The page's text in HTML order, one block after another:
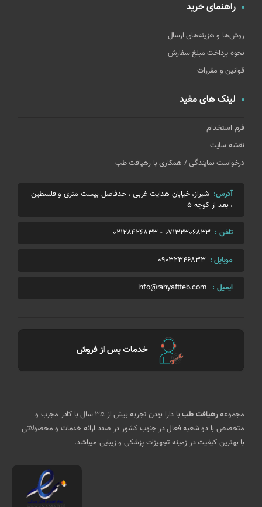
راهنمای خرید
روش‌ها و هزینه‌های ارسال
نحوه پرداخت مبلغ سفارش
قوانین و مقررات
لینک های مفید
فرم استخدام
نقشه سایت
درخواست نمایندگی / همکاری با رهیافت طب
آدرس: شیراز، خیابان هدایت غربی ، حدفاصل بیست متری و فلسطین
، بعد از کوچه 5
تلفن : 07132306833
-
02128426833
موبایل : 09032346833
ایمیل : info@rahyaftteb.com
خدمات پس از فروش
مجموعهرهیافت طب
با دارا بودن تجربه بیش از 35 سال با کادر مجرب و
متخصص با دو شعبه فعال در جنوب کشور در صدد ارائه خدمات و محصولاتی
با بهترین کیفیت در زمینه تجهیزات پزشکی و زیبایی میباشد.